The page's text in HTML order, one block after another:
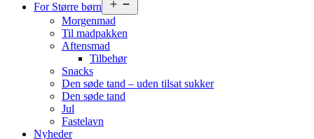
For Større børn
menu
Morgenmad
Til madpakken
Aftensmad
Tilbehør
Snacks
Den søde tand – uden tilsat sukker
Den søde tand
Jul
Fastelavn
Nyheder